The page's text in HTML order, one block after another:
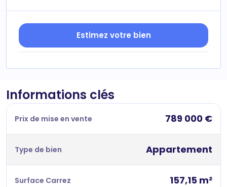
Estimez votre bien
Informations clés
Prix de mise en vente 789 000 €
Type de bien Appartement
Surface Carrez 157,15 m²